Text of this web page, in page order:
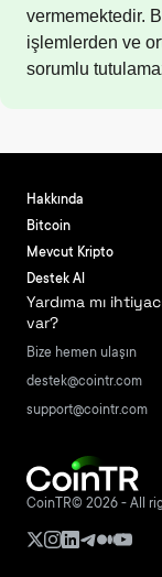
vermemektedir.
işlemlerden ve
sorumlu
Hakkında
Bitcoin
Mevcut Kripto
Destek Al
Yardıma mı
var?
Bize hemen ulaşın
destek@cointr.com
support@cointr.com
CoinTR© 2026 - All